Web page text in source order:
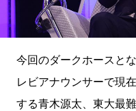
今回のダークホースと
レビアナウンサーで現
する青木源太、東大最